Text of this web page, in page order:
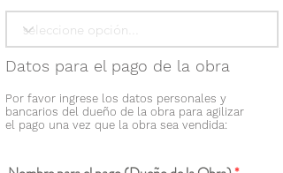
Datos para el pago de la obra
Por favor ingrese los datos personales y
bancarios del dueño de la obra para agilizar
el pago una vez que la obra sea vendida: